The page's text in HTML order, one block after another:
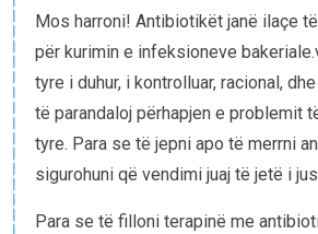
Mos harroni! Antibiotikët janë ilaçe
për kurimin e infeksioneve
tyre i duhur, i kontrolluar, racional,
të parandaloj përhapjen e problemit
tyre. Para se të jepni apo të merrni
sigurohuni që vendimi juaj të jetë i
Para se të filloni terapinë me